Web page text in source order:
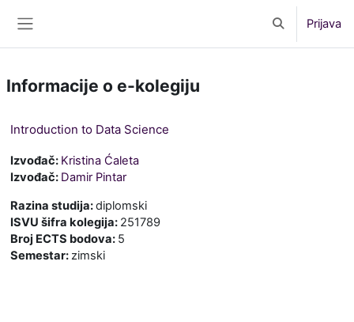
Toggle search
Prijava
Informacije o e-kolegiju
Introduction to Data Science
Izvođač: Kristina Ćaleta
Izvođač: Damir Pintar
Razina studija:diplomski
ISVU šifra kolegija: 251789
Broj ECTS bodova: 5
Semestar:zimski